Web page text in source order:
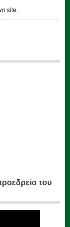
site.
του